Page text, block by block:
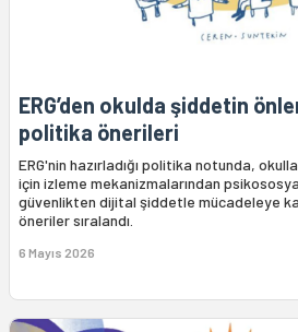
ERG’den okulda şiddetin
politika önerileri
ERG'nin hazırladığı politika notunda,
için izleme mekanizmalarından
güvenlikten dijital şiddetle mücadeleye
öneriler sıralandı.
6 Mayıs 2026